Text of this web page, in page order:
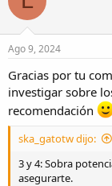
i
o
n
s
Ago 9, 2024
Gracias por tu
investigar sobre
recomendación
ska_gatotw dijo:
3 y 4: Sobra
asegurarte.